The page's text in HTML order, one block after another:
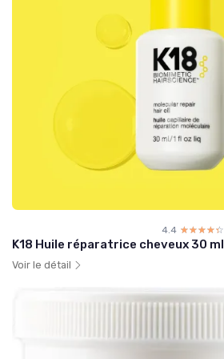
4.4 ☆☆☆☆☆
★★★★★
K18 Huile réparatrice cheveux 30 ml
Voir le détail